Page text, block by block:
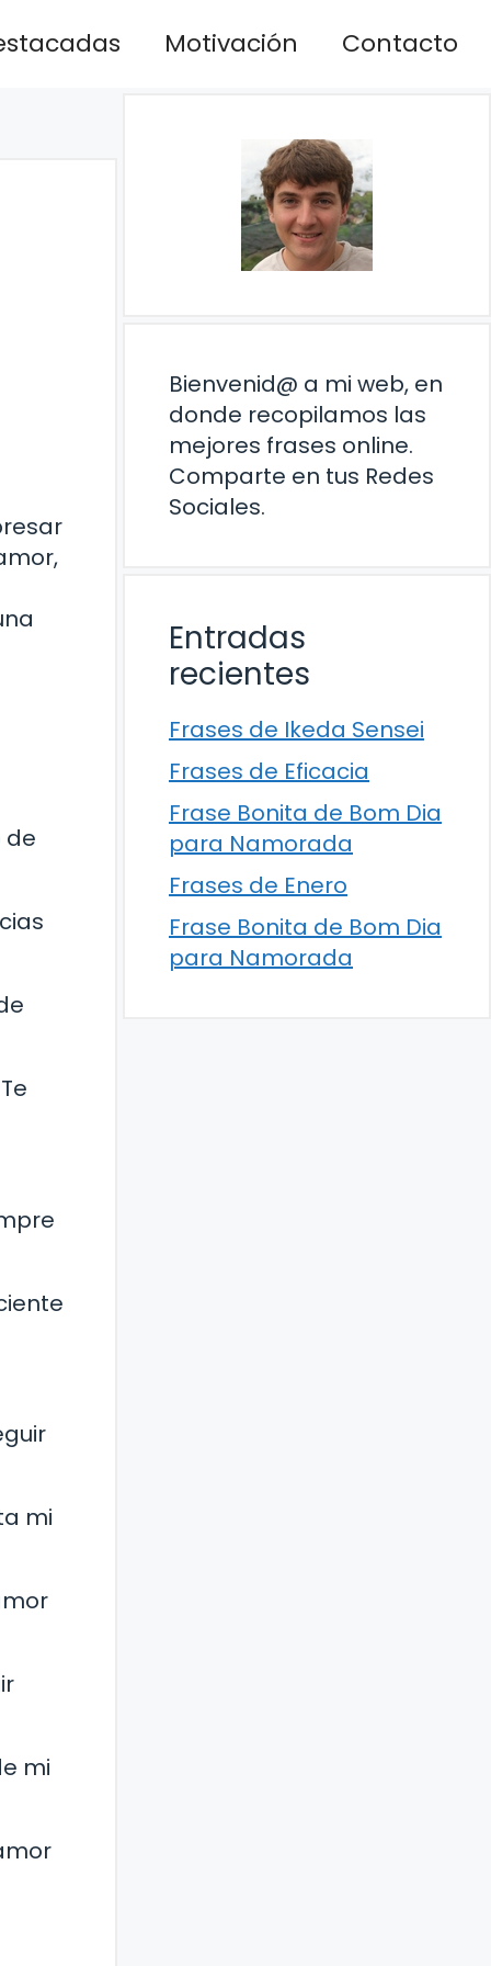
Motivación Contacto
de
mi
mi
Bienvenid@ a mi web, en
donde recopilamos las
mejores frases online.
Comparte en tus Redes
Sociales.
Entradas
recientes
Frases de Ikeda Sensei
Frases de Eficacia
Frase Bonita de Bom Dia
para Namorada
Frases de Enero
Frase Bonita de Bom Dia
para Namorada